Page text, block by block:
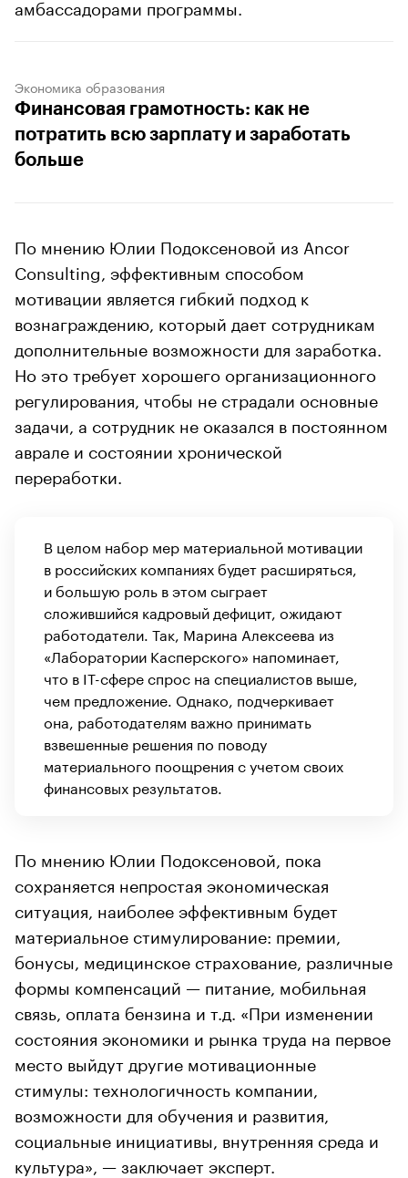
амбассадорами программы.
Экономика образования
Финансовая грамотность: как не
потратить всю зарплату и заработать
больше
По мнению Юлии Подоксеновой из Ancor
Consulting, эффективным способом
мотивации является гибкий подход к
вознаграждению, который дает сотрудникам
дополнительные возможности для заработка.
Но это требует хорошего организационного
регулирования, чтобы не страдали основные
задачи, а сотрудник не оказался в постоянном
аврале и состоянии хронической
переработки.
В целом набор мер материальной мотивации
в российских компаниях будет расширяться,
и большую роль в этом сыграет
сложившийся кадровый дефицит, ожидают
работодатели. Так, Марина Алексеева из
«Лаборатории Касперского» напоминает,
что в IT-сфере спрос на специалистов выше,
чем предложение. Однако, подчеркивает
она, работодателям важно принимать
взвешенные решения по поводу
материального поощрения с учетом своих
финансовых результатов.
По мнению Юлии Подоксеновой, пока
сохраняется непростая экономическая
ситуация, наиболее эффективным будет
материальное стимулирование: премии,
бонусы, медицинское страхование, различные
формы компенсаций — питание, мобильная
связь, оплата бензина и т.д. «При изменении
состояния экономики и рынка труда на первое
место выйдут другие мотивационные
стимулы: технологичность компании,
возможности для обучения и развития,
социальные инициативы, внутренняя среда и
культура», — заключает эксперт.